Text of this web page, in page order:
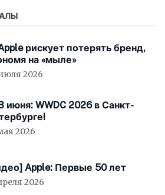
рискует потерять бренд,
на «мыле»
2026
июня: WWDC 2026 в Санкт-
2026
Apple: Первые 50 лет
2026